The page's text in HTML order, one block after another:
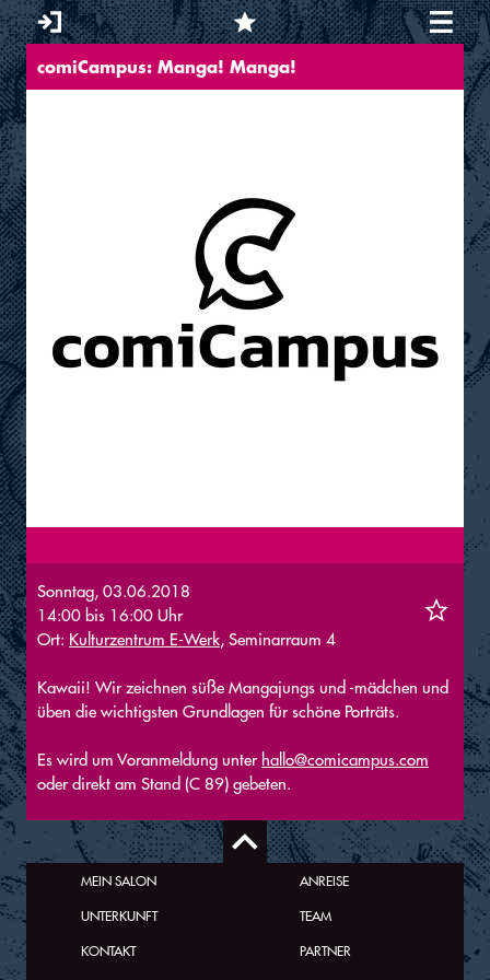
Sie sind hier
comiCampus: Manga! Manga!
Sonntag, 03.06.2018
14:00 bis 16:00 Uhr
Ort: Kulturzentrum E-Werk, Seminarraum 4
Kawaii! Wir zeichnen süße Mangajungs und -mädchen und
üben die wichtigsten Grundlagen für schöne Porträts.
Es wird um Voranmeldung unter hallo@comicampus.com
oder direkt am Stand (C 89) gebeten.
MEIN SALON
ANREISE
UNTERKUNFT
TEAM
KONTAKT
PARTNER